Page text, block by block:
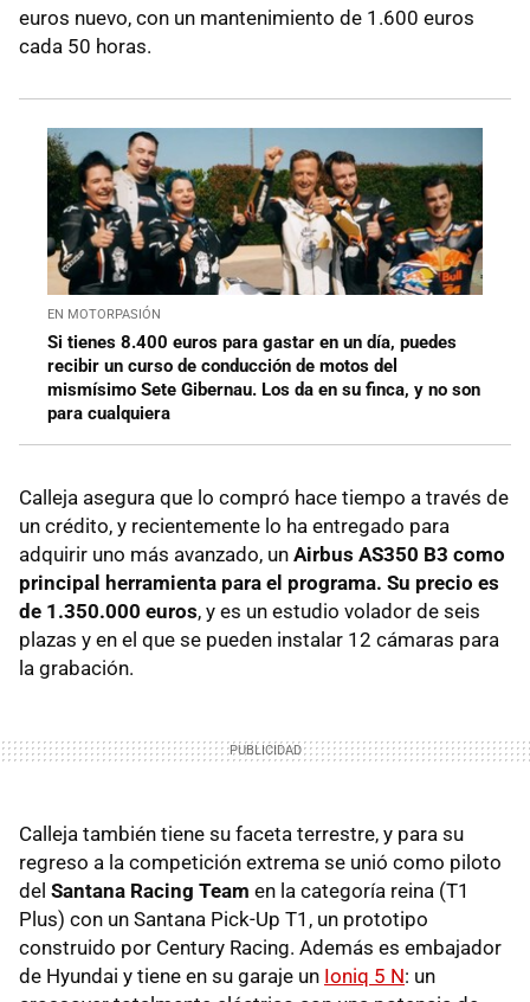
euros nuevo, con un mantenimiento de 1.600 euros
cada 50 horas.
EN MOTORPASIÓN
Si tienes 8.400 euros para gastar en un día, puedes
recibir un curso de conducción de motos del
mismísimo Sete Gibernau. Los da en su finca, y no son
para cualquiera
Calleja asegura que lo compró hace tiempo a través de
un crédito, y recientemente lo ha entregado para
adquirir uno más avanzado, un Airbus AS350 B3 como
principal herramienta para el programa. Su precio es
de 1.350.000 euros, y es un estudio volador de seis
plazas y en el que se pueden instalar 12 cámaras para
la grabación.
Calleja también tiene su faceta terrestre, y para su
regreso a la competición extrema se unió como piloto
del Santana Racing Team en la categoría reina (T1
Plus) con un Santana Pick-Up T1, un prototipo
construido por Century Racing. Además es embajador
de Hyundai y tiene en su garaje un Ioniq 5 N: un